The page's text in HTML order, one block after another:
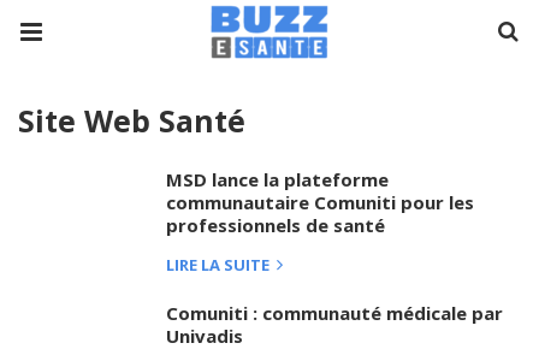
Site Web Santé
MSD lance la plateforme
communautaire Comuniti pour les
professionnels de santé
LIRE LA SUITE
Comuniti : communauté médicale par
Univadis